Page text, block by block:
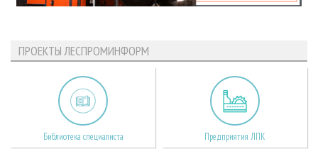
ПРОЕКТЫ ЛЕСПРОМИНФОРМ
Библиотека специалиста Предприятия ЛПК